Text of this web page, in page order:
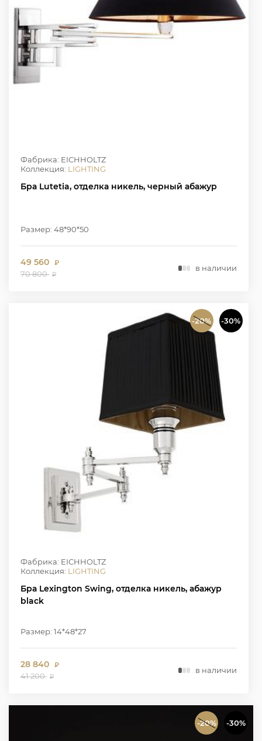
Фабрика: EICHHOLTZ
Коллекция: LIGHTING
Бра Lutetia, отделка никель, черный абажур
Размер: 48*90*50
49 560 ₽
70 800 ₽
в наличии
-20% -30%
Фабрика: EICHHOLTZ
Коллекция: LIGHTING
Бра Lexington Swing, отделка никель, абажур
black
Размер: 14*48*27
28 840 ₽
41 200 ₽
в наличии
-20% -30%